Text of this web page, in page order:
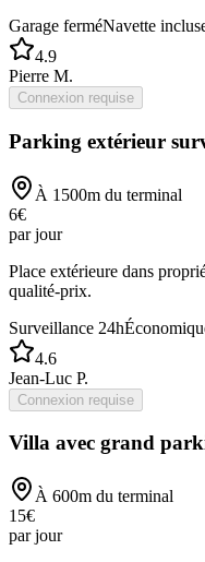
Garage ferméNavette
4.9
Pierre M.
Connexion requise
Parking extérieur
À 1500m du terminal
6€
par jour
Place extérieure dans
qualité-prix.
Surveillance 24h
4.6
Jean-Luc P.
Connexion requise
Villa avec grand
À 600m du terminal
15€
par jour